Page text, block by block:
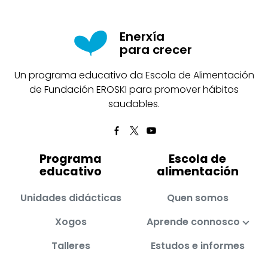
Enerxía
para crecer
Un programa educativo da Escola de Alimentación
de Fundación EROSKI para promover hábitos
saudables.
Programa
educativo
Unidades didácticas
Xogos
Talleres
Escola de
alimentación
Quen somos
Aprende connosco
Estudos e informes